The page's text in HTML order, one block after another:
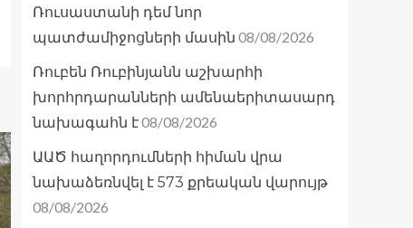
Ռուսաստանի դեմ նոր
պատժամիջոցների մասին 08/08/2026
Ռուբեն Ռուբինյանն աշխարհի
խորհրդարանների ամենաերիտասարդ
նախագահն է08/08/2026
ԱԱԾ հաղորդումների հիման վրա
նախաձեռնվել է 573 քրեական վարույթ
08/08/2026